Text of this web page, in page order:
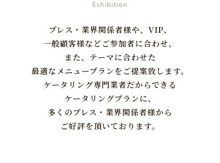
Exhibition
プレス・業界関係者様や、VIP、
一般顧客様などご参加者に合わせ、
また、テーマに合わせた
最適なメニュープランをご提案致します。
ケータリング専門業者だからできる
ケータリングプランに、
多くのプレス・業界関係者様から
ご好評を頂いております。